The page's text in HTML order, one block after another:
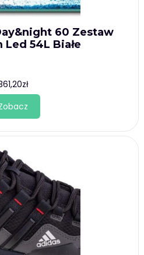
60 Zestaw
54L Białe
zł